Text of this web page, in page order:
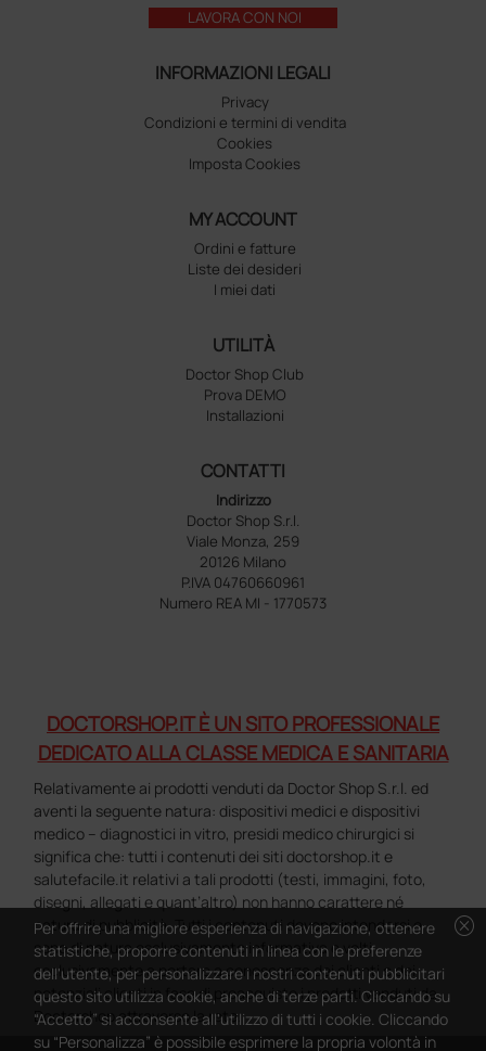
LAVORA CON NOI
INFORMAZIONI LEGALI
Privacy
Condizioni e termini di vendita
Cookies
Imposta Cookies
MY ACCOUNT
Ordini e fatture
Liste dei desideri
I miei dati
UTILITÀ
Doctor Shop Club
Prova DEMO
Installazioni
CONTATTI
Indirizzo
Doctor Shop S.r.l.
Viale Monza, 259
20126 Milano
P.IVA 04760660961
Numero REA MI - 1770573
DOCTORSHOP.IT È UN SITO PROFESSIONALE
DEDICATO ALLA CLASSE MEDICA E SANITARIA
Relativamente ai prodotti venduti da Doctor Shop S.r.l. ed
aventi la seguente natura: dispositivi medici e dispositivi
medico – diagnostici in vitro, presidi medico chirurgici si
significa che: tutti i contenuti dei siti doctorshop.it e
salutefacile.it relativi a tali prodotti (testi, immagini, foto,
disegni, allegati e quant’altro) non hanno carattere né
natura di pubblicità. Tutti i contenuti devono intendersi e
sono di natura esclusivamente informativa e volti
esclusivamente a portare a conoscenza dei clienti e dei
potenziali clienti in fase di preacquisto i prodotti venduti da
Doctorshop attraverso la rete.
cancel
Per offrire una migliore esperienza di navigazione, ottenere
statistiche, proporre contenuti in linea con le preferenze
dell'utente, per personalizzare i nostri contenuti pubblicitari
questo sito utilizza cookie, anche di terze parti. Cliccando su
“Accetto” si acconsente all'utilizzo di tutti i cookie. Cliccando
su “Personalizza” è possibile esprimere la propria volontà in